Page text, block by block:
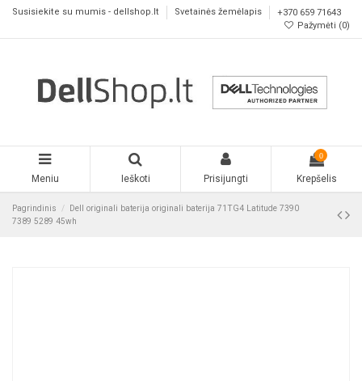
Susisiekite su mumis - dellshop.lt Svetainės žemėlapis
+370 659 71643
Pažymėti (0)
Meniu Ieškoti Prisijungti
0
Krepšelis
Pagrindinis
Dell originali baterija originali baterija 71TG4 Latitude 7390
7389 5289 45wh